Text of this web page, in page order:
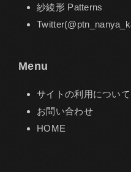
紗綾形 Patterns
Menu
サイトの利用について
お問い合わせ
HOME